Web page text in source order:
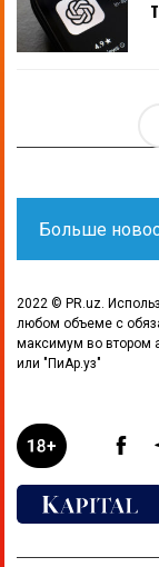
Больше
2022 © PR.uz.
любом объеме с
максимум во втором
или "ПиАр.уз"